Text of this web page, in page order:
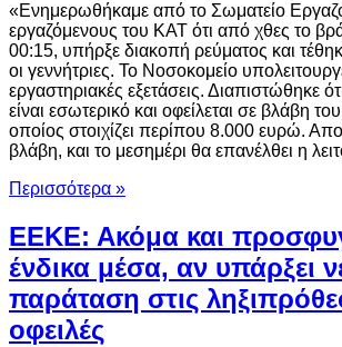
«Ενημερωθήκαμε από το Σωματείο
εργαζόμενους του ΚΑΤ ότι από χθες το
00:15, υπήρξε διακοπή ρεύματος και
οι γεννήτριες. Το Νοσοκομείο
εργαστηριακές εξετάσεις. Διαπιστώθηκε
είναι εσωτερικό και οφείλεται σε βλάβη
οποίος στοιχίζει περίπου 8.000 ευρώ.
βλάβη, και το μεσημέρι θα επανέλθει η
Περισσότερα »
ΕΕΚΕ: Ακόμα και
ένδικα μέσα, αν υπάρξει
παράταση στις
οφειλές